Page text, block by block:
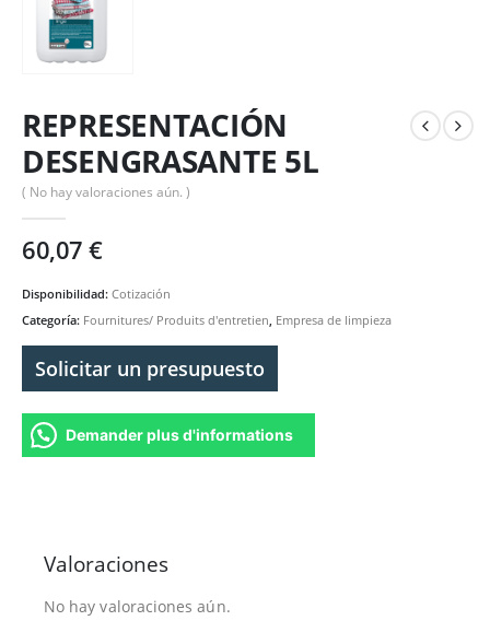
REPRESENTACIÓN
DESENGRASANTE 5L
( No hay valoraciones aún. )
60,07€
Disponibilidad: Cotización
Categoría: Fournitures/ Produits d'entretien Empresa de limpieza
Solicitar un presupuesto
Demander plus d'informations
Valoraciones
No hay valoraciones aún.